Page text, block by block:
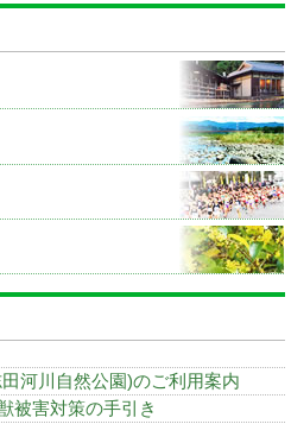
河川自然公園)のご利用案内
被害対策の手引き